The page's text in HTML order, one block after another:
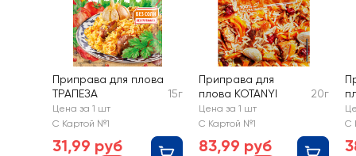
Приправа для плова
ТРАПЕЗА
15г
Цена за 1 шт
С Картой №1
31,99 руб
Приправа для
плова KOTANYI
20г
Цена за 1 шт
С Картой №1
83,99 руб
С